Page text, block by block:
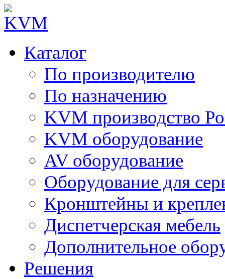
Каталог
По производителю
По назначению
KVM производство
KVM оборудование
AV оборудование
Оборудование для
Кронштейны и
Диспетчерская мебель
Дополнительное
Решения